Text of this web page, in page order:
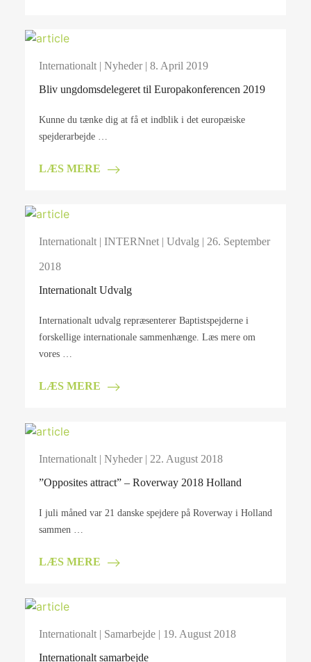
Internationalt| Nyheder| 8. April 2019
Bliv ungdomsdelegeret til Europakonferencen 2019
Kunne du tænke dig at få et indblik i det europæiske
spejderarbejde …
LÆS MERE
Internationalt| INTERNnet| Udvalg | 26. September
2018
Internationalt Udvalg
Internationalt udvalg repræsenterer Baptistspejderne i
forskellige internationale sammenhænge. Læs mere om
vores …
LÆS MERE
Internationalt| Nyheder| 22. August 2018
”Opposites attract” – Roverway 2018 Holland
I juli måned var 21 danske spejdere på Roverway i Holland
sammen …
LÆS MERE
Internationalt| Samarbejde| 19. August 2018
Internationalt samarbejde